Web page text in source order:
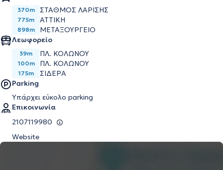
370m ΣΤΑΘΜΟΣ ΛΑΡΙΣΗΣ
775m ΑΤΤΙΚΗ
898m
ΜΕΤΑΞΟΥΡΓΕΙΟ
Λεωφορείο
39m ΠΛ. ΚΟΛΩΝΟΥ
100m ΠΛ. ΚΟΛΩΝΟΥ
175m
ΣΙΔΕΡΑ
Parking
Υπάρχει εύκολο parking
Επικοινωνία
2107119980
Website